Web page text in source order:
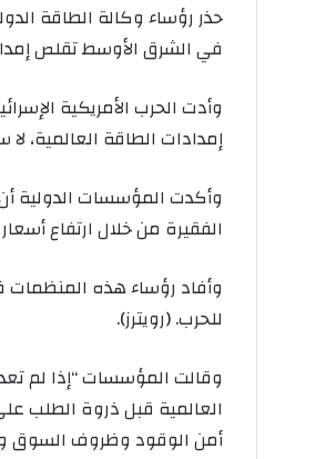
حذر رؤساء وكالة الطاقة
في الشرق الأوسط تقلص
وأدت الحرب الأمريكية
إمدادات الطاقة العالمية،
وأكدت المؤسسات الدولية ​أن
الفقيرة من خلال ​ارتفاع
وأفاد رؤساء هذه المنظمات
للحرب. (رويترز).
وقالت المؤسسات “إذا ​لم
العالمية قبل ذروة
أمن الوقود وظروف ​السوق